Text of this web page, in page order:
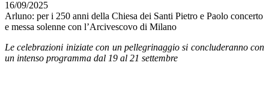
16/09/2025
Arluno: per i 250 anni della Chiesa dei Santi Pietro e Paolo concerto
e messa solenne con l’Arcivescovo di Milano
Le celebrazioni iniziate con un pellegrinaggio si concluderanno con
un intenso programma dal 19 al 21 settembre